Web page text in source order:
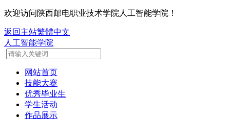
欢迎访问陕西邮电职业技术学院人工智能学院！
返回主站繁體中文
人工智能学院
网站首页
技能大赛
优秀毕业生
学生活动
作品展示